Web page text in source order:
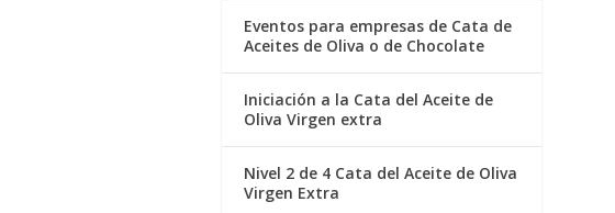
Eventos para empresas de Cata de
Aceites de Oliva o de Chocolate
Iniciación a la Cata del Aceite de
Oliva Virgen extra
Nivel 2 de 4 Cata del Aceite de Oliva
Virgen Extra